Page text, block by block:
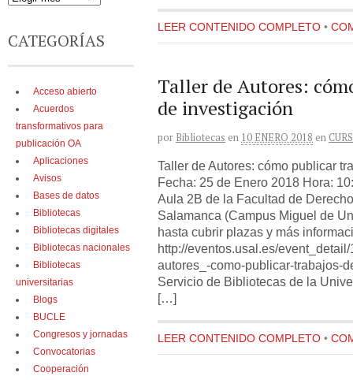
LEER CONTENIDO COMPLETO •
Taller de Autores:
de investigación
por Bibliotecas en 10 ENERO 2018 en
Taller de Autores: cómo publicar
Fecha: 25 de Enero 2018 Hora:
Aula 2B de la Facultad de
Salamanca (Campus Miguel de
hasta cubrir plazas y más
http://eventos.usal.es/
autores_-como-publicar-trabajos-
Servicio de Bibliotecas de la
[…]
LEER CONTENIDO COMPLETO •
CATEGORÍAS
Acceso abierto
Acuerdos
transformativos para
publicación OA
Aplicaciones
Avisos
Bases de datos
Bibliotecas
Bibliotecas digitales
Bibliotecas nacionales
Bibliotecas
universitarias
Blogs
BUCLE
Congresos y jornadas
Convocatorias
Cooperación